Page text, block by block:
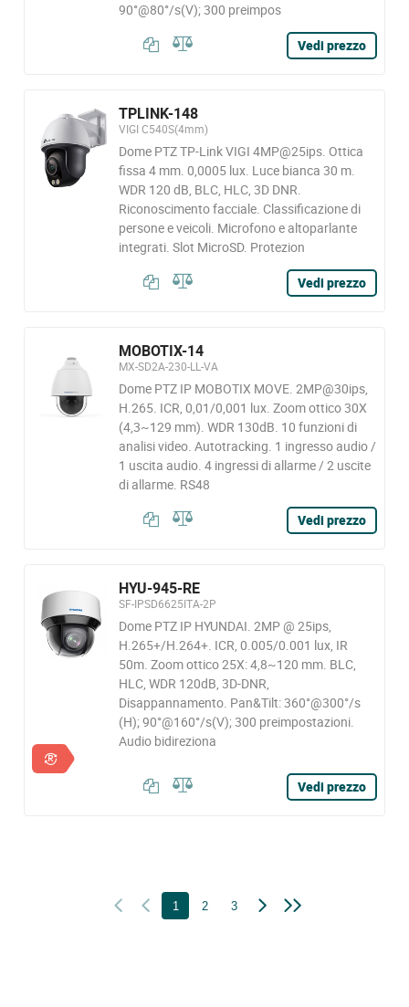
90°@80°/s(V); 300 preimpos
Vedi prezzo
TPLINK-148
VIGI C540S(4mm)
Dome PTZ TP-Link VIGI 4MP@25ips. Ottica
fissa 4 mm. 0,0005 lux. Luce bianca 30 m.
WDR 120 dB, BLC, HLC, 3D DNR.
Riconoscimento facciale. Classificazione di
persone e veicoli. Microfono e altoparlante
integrati. Slot MicroSD. Protezion
Vedi prezzo
MOBOTIX-14
MX-SD2A-230-LL-VA
Dome PTZ IP MOBOTIX MOVE. 2MP@30ips,
H.265. ICR, 0,01/0,001 lux. Zoom ottico 30X
(4,3~129 mm). WDR 130dB. 10 funzioni di
analisi video. Autotracking. 1 ingresso audio /
1 uscita audio. 4 ingressi di allarme / 2 uscite
di allarme. RS48
Vedi prezzo
HYU-945-RE
SF-IPSD6625ITA-2P
Dome PTZ IP HYUNDAI. 2MP @ 25ips,
H.265+/H.264+. ICR, 0.005/0.001 lux, IR
50m. Zoom ottico 25X: 4,8~120 mm. BLC,
HLC, WDR 120dB, 3D-DNR,
Disappannamento. Pan&Tilt: 360°@300°/s
(H); 90°@160°/s(V); 300 preimpostazioni.
Audio bidireziona
Vedi prezzo
1 2 3